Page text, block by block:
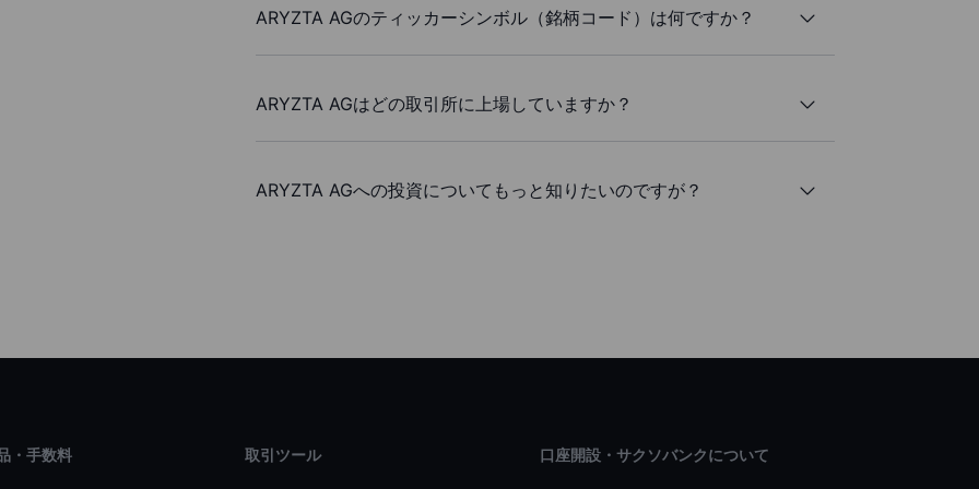
ARYZTA AGのティッカーシンボル（銘柄コード）は何ですか？
ARYZTA AGはどの取引所に上場していますか？
ARYZTA AGへの投資についてもっと知りたいのですが？
・手数料 取引ツール 口座開設・サクソバンクについて